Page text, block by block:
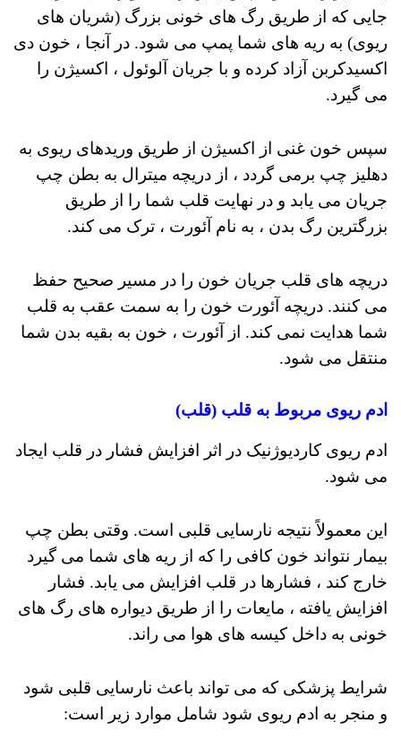
جایی که از طریق رگ های خونی بزرگ (شریان های
ریوی) به ریه های شما پمپ می شود. در آنجا ، خون دی
اکسیدکربن آزاد کرده و با جریان آلوئول ، اکسیژن را
می گیرد.
سپس خون غنی از اکسیژن از طریق وریدهای ریوی به
دهلیز چپ برمی گردد ، از دریچه میترال به بطن چپ
جریان می یابد و در نهایت قلب شما را از طریق
بزرگترین رگ بدن ، به نام آئورت ، ترک می کند.
دریچه های قلب جریان خون را در مسیر صحیح حفظ
می کنند. دریچه آئورت خون را به سمت عقب به قلب
شما هدایت نمی کند. از آئورت ، خون به بقیه بدن شما
منتقل می شود.
ادم ریوی مربوط به قلب (قلب)
ادم ریوی کاردیوژنیک در اثر افزایش فشار در قلب ایجاد
می شود.
این معمولاً نتیجه نارسایی قلبی است. وقتی بطن چپ
بیمار نتواند خون کافی را که از ریه های شما می گیرد
خارج کند ، فشارها در قلب افزایش می یابد. فشار
افزایش یافته ، مایعات را از طریق دیواره های رگ های
خونی به داخل کیسه های هوا می راند.
شرایط پزشکی که می تواند باعث نارسایی قلبی شود
و منجر به ادم ریوی شود شامل موارد زیر است: